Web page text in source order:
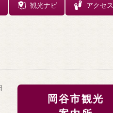
観光ナビ アクセス
岡谷市観光